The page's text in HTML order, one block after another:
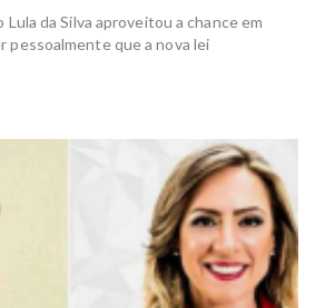
da Silva aproveitou a chance em
pessoalmente que a nova lei